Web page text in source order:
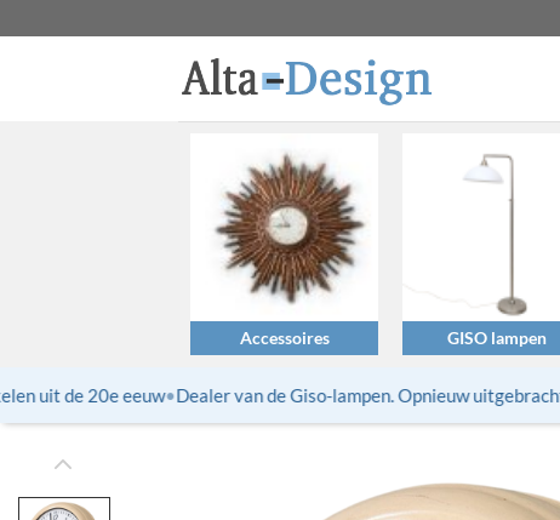
naar
Accessoires GISO lampen
uit de 20e eeuw•Dealer van de Giso-lampen. Opnieuw